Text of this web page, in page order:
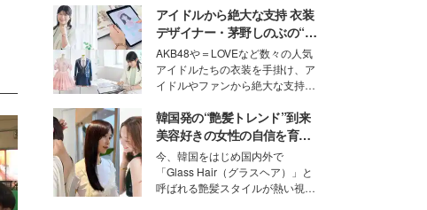
アイドルから絶大な支持 衣装
デザイナー・茅野しのぶの“可
愛い”を作る美学＜「シチズン
クロスシー」インタビュー＞
AKB48や＝LOVEなど数々の人気
アイドルたちの衣装を手掛け、ア
イドルやファンから絶大な支持を
取締役兼クリエイティブディレク
ター・茅野しのぶ。一人ひとりの
個性に寄り添い、魅力を引き出す
衣装作りは、多くの女性たちに勇
気と自信を与え続けている。
韓国発の“艶髪トレンド”到来
美容好きの女性の自信を育む
「ヘアケア事情」って？
今、韓国をはじめ国内外で
「Glass Hair（グラスヘア）」と
呼ばれる艶髪スタイルが熱い視線